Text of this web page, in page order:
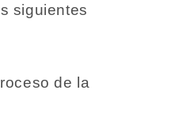
siguientes
de la